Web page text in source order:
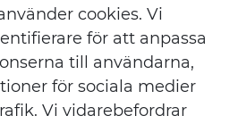
cookies. Vi
för att anpassa
till användarna,
för sociala medier
Vi vidarebefordrar